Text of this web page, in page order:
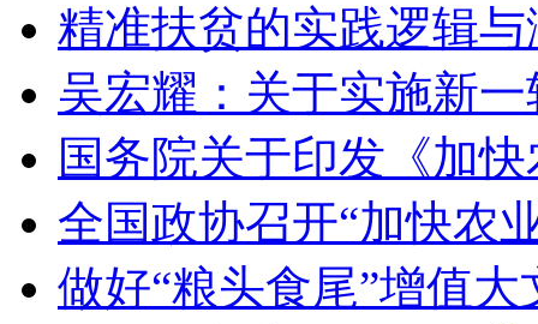
精准扶贫的实践逻辑
吴宏耀：关于实施新
国务院关于印发《加
全国政协召开“加快农
做好“粮头食尾”增值大